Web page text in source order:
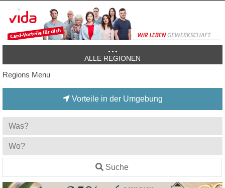
ALLE REGIONEN
Regions Menu
Vorteile in der Umgebung
Suche